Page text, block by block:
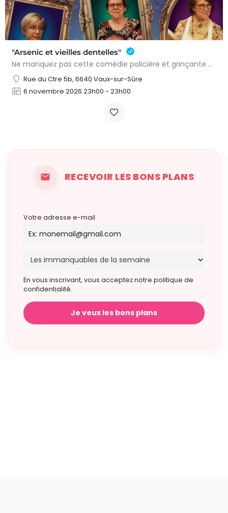
"Arsenic et vieilles dentelles"
Ne manquez pas cette comédie policière et grinçante de Joseph Kesselring, adaptée et mise en scène par Benoît…
Rue du Ctre 5b, 6640 Vaux-sur-Sûre
6 novembre 2026 23h00 - 23h00
RECEVOIR LES BONS PLANS
Votre adresse e-mail
En vous inscrivant, vous acceptez notre politique de
confidentialité.